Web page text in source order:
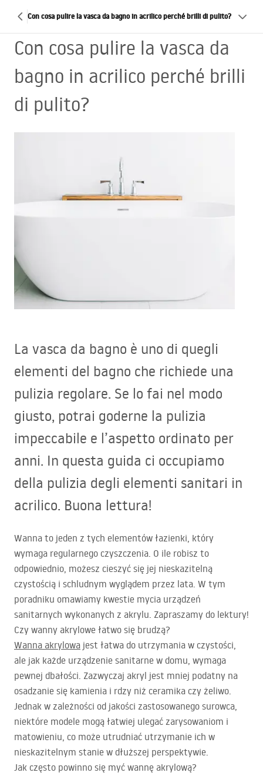
Con cosa pulire la vasca da bagno in acrilico perché brilli di pulito?
Con cosa pulire la vasca da
bagno in acrilico perché brilli
di pulito?
La vasca da bagno è uno di quegli
elementi del bagno che richiede una
pulizia regolare. Se lo fai nel modo
giusto, potrai goderne la pulizia
impeccabile e l’aspetto ordinato per
anni. In questa guida ci occupiamo
della pulizia degli elementi sanitari in
acrilico. Buona lettura!
Wanna to jeden z tych elementów łazienki, który
wymaga regularnego czyszczenia. O ile robisz to
odpowiednio, możesz cieszyć się jej nieskazitelną
czystością i schludnym wyglądem przez lata. W tym
poradniku omawiamy kwestie mycia urządzeń
sanitarnych wykonanych z akrylu. Zapraszamy do lektury!
Czy wanny akrylowe łatwo się brudzą?
Wanna akrylowa jest łatwa do utrzymania w czystości,
ale jak każde urządzenie sanitarne w domu, wymaga
pewnej dbałości. Zazwyczaj akryl jest mniej podatny na
osadzanie się kamienia i rdzy niż ceramika czy żeliwo.
Jednak w zależności od jakości zastosowanego surowca,
niektóre modele mogą łatwiej ulegać zarysowaniom i
matowieniu, co może utrudniać utrzymanie ich w
nieskazitelnym stanie w dłuższej perspektywie.
Jak często powinno się myć wannę akrylową?